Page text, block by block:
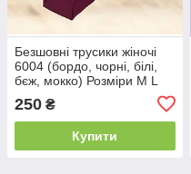
Безшовні трусики жіночі
6004 (бордо, чорні, білі,
бєж, мокко) Розміри M L
250 ₴
Купити